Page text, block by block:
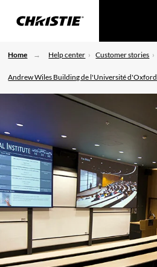
Home Help center Customer stories
Andrew Wiles Building de l'Université d'Oxford